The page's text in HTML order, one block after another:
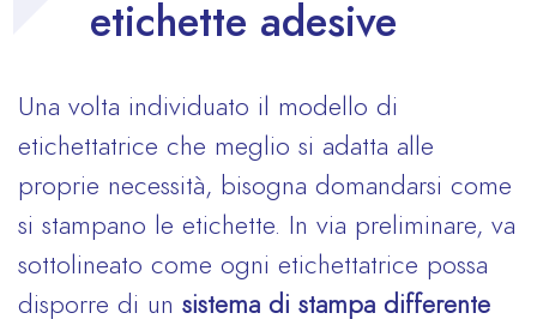
etichette adesive
Una volta individuato il modello di
etichettatrice che meglio si adatta alle
proprie necessità, bisogna domandarsi come
si stampano le etichette. In via preliminare, va
sottolineato come ogni etichettatrice possa
disporre di un sistema di stampa differente